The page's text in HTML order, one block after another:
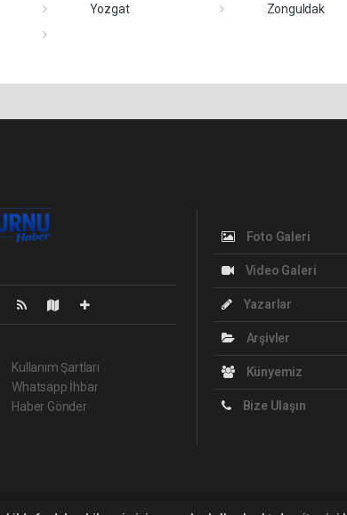
Yozgat Zonguldak
Kullanım Şartları
Whatsapp İhbar
Haber Gönder
Foto Galeri
Video Galeri
Yazarlar
Arşivler
Künyemiz
Bize Ulaşın